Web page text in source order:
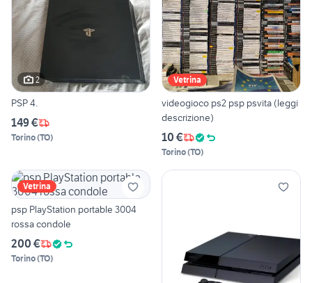
2
PSP 4.
149 €
Torino(TO)
Vetrina
videogioco ps2 psp psvita (leggi
descrizione)
10 €
Torino(TO)
Vetrina
psp PlayStation portable 3004
rossa condole
200 €
Torino(TO)